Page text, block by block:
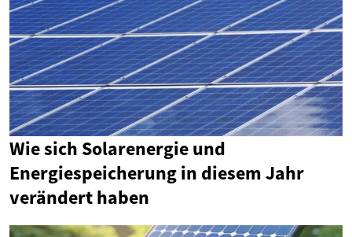
Wie sich Solarenergie und
Energiespeicherung in diesem Jahr
verändert haben